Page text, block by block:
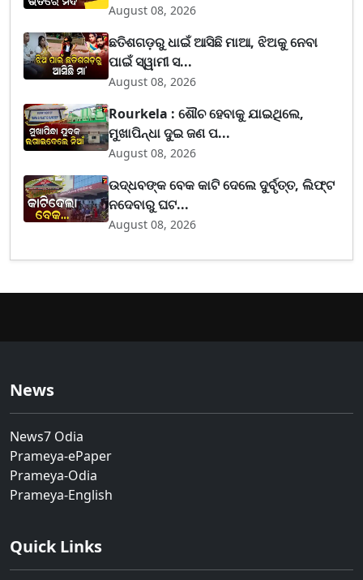
August 08, 2026
ଛତିଶଗଡ଼ରୁ ଧାଇଁ ଆସିଛି ମାଆ, ଝିଅକୁ ନେବା
ପାଇଁ ସ୍ୱାମୀ ସ...
August 08, 2026
Rourkela : ଶୌଚ ହେବାକୁ ଯାଇଥିଲେ,
ମୁଖାପିନ୍ଧା ଦୁଇ ଜଣ ପ...
August 08, 2026
ଉଦ୍ଧବଙ୍କ ବେକ କାଟି ଦେଲେ ଦୁର୍ବୃତ୍ତ, ଲିଫ୍ଟ
ନଦେବାରୁ ଘଟ...
August 08, 2026
News
News7 Odia
Prameya-ePaper
Prameya-Odia
Prameya-English
Quick Links